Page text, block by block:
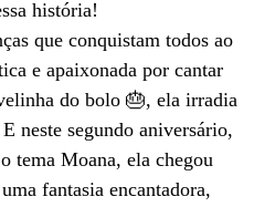
história!
que conquistam todos ao
e apaixonada por cantar
do bolo 🎂, ela irradia
neste segundo aniversário,
tema Moana, ela chegou
fantasia encantadora,